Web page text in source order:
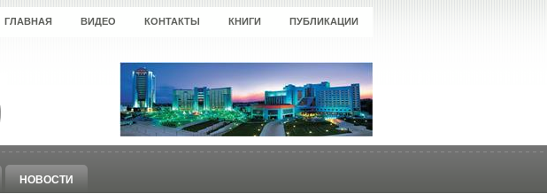
ГЛАВНАЯ ВИДЕО КОНТАКТЫ КНИГИ ПУБЛИКАЦИИ
НОВОСТИ